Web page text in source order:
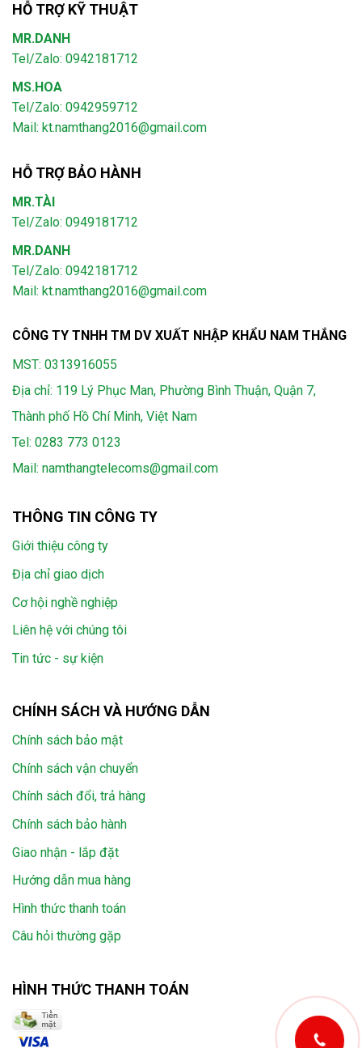
HỖ TRỢ KỸ THUẬT
MR.DANH
Tel/Zalo: 0942181712
MS.HOA
Tel/Zalo: 0942959712
Mail: kt.namthang2016@gmail.com
HỖ TRỢ BẢO HÀNH
MR.TÀI
Tel/Zalo: 0949181712
MR.DANH
Tel/Zalo: 0942181712
Mail: kt.namthang2016@gmail.com
CÔNG TY TNHH TM DV XUẤT NHẬP KHẨU NAM THẮNG
MST: 0313916055
Địa chỉ: 119 Lý Phục Man, Phường Bình Thuận, Quận 7,
Thành phố Hồ Chí Minh, Việt Nam
Tel: 0283 773 0123
Mail: namthangtelecoms@gmail.com
THÔNG TIN CÔNG TY
Giới thiệu công ty
Địa chỉ giao dịch
Cơ hội nghề nghiệp
Liên hệ với chúng tôi
Tin tức - sự kiện
CHÍNH SÁCH VÀ HƯỚNG DẪN
Chính sách bảo mật
Chính sách vận chuyển
Chính sách đổi, trả hàng
Chính sách bảo hành
Giao nhận - lắp đặt
Hướng dẫn mua hàng
Hình thức thanh toán
Câu hỏi thường gặp
HÌNH THỨC THANH TOÁN